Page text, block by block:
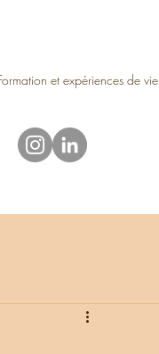
et expériences de vie